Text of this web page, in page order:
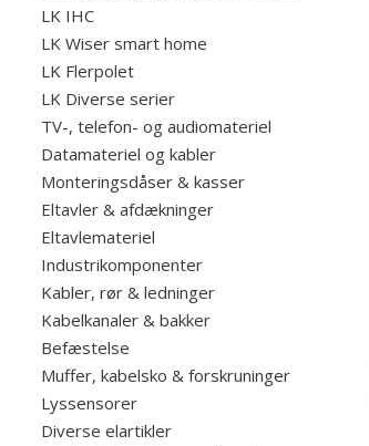
LK IHC
LK Wiser smart home
LK Flerpolet
LK Diverse serier
TV-, telefon- og audiomateriel
Datamateriel og kabler
Monteringsdåser & kasser
Eltavler & afdækninger
Eltavlemateriel
Industrikomponenter
Kabler, rør & ledninger
Kabelkanaler & bakker
Befæstelse
Muffer, kabelsko & forskruninger
Lyssensorer
Diverse elartikler